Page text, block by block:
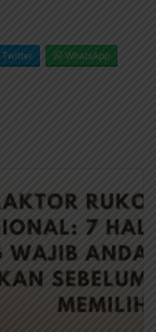
Twitter WhatsApp